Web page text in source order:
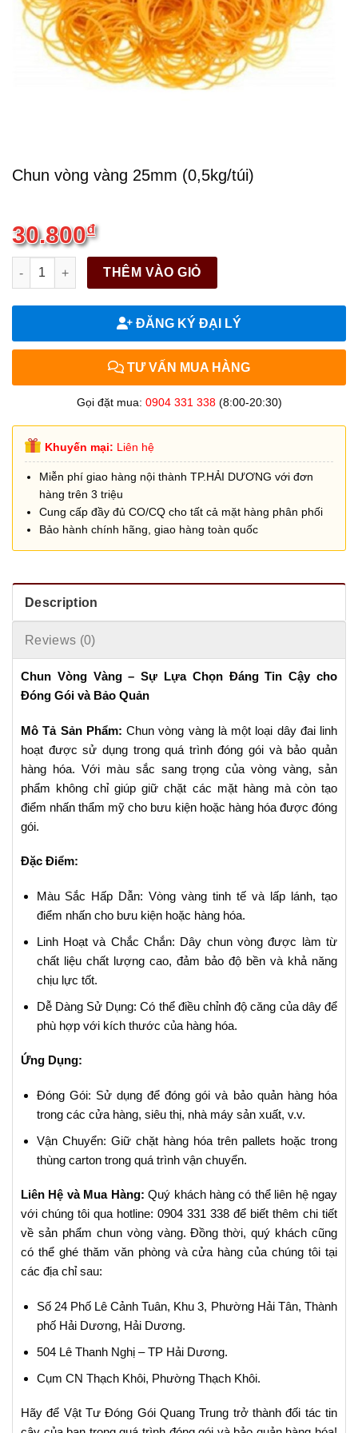
Chun vòng vàng 25mm (0,5kg/túi)
30.800₫
Chun vòng vàng 25mm (0,5kg/túi) quantity
THÊM VÀO GIỎ
ĐĂNG KÝ ĐẠI LÝ
TƯ VẤN MUA HÀNG
Gọi đặt mua: 0904 331 338(8:00-20:30)
Khuyến mại: Liên hệ
Miễn phí giao hàng nội thành TP.HẢI DƯƠNG với đơn
hàng trên 3 triệu
Cung cấp đầy đủ CO/CQ cho tất cả mặt hàng phân phối
Bảo hành chính hãng, giao hàng toàn quốc
Description
Reviews (0)
Chun Vòng Vàng – Sự Lựa Chọn Đáng Tin Cậy cho
Đóng Gói và Bảo Quản
Mô Tả Sản Phẩm: Chun vòng vàng là một loại dây đai linh
hoạt được sử dụng trong quá trình đóng gói và bảo quản
hàng hóa. Với màu sắc sang trọng của vòng vàng, sản
phẩm không chỉ giúp giữ chặt các mặt hàng mà còn tạo
điểm nhấn thẩm mỹ cho bưu kiện hoặc hàng hóa được đóng
gói.
Đặc Điểm:
Màu Sắc Hấp Dẫn: Vòng vàng tinh tế và lấp lánh, tạo
điểm nhấn cho bưu kiện hoặc hàng hóa.
Linh Hoạt và Chắc Chắn: Dây chun vòng được làm từ
chất liệu chất lượng cao, đảm bảo độ bền và khả năng
chịu lực tốt.
Dễ Dàng Sử Dụng: Có thể điều chỉnh độ căng của dây để
phù hợp với kích thước của hàng hóa.
Ứng Dụng:
Đóng Gói: Sử dụng để đóng gói và bảo quản hàng hóa
trong các cửa hàng, siêu thị, nhà máy sản xuất, v.v.
Vận Chuyển: Giữ chặt hàng hóa trên pallets hoặc trong
thùng carton trong quá trình vận chuyển.
Liên Hệ và Mua Hàng: Quý khách hàng có thể liên hệ ngay
với chúng tôi qua hotline: 0904 331 338 để biết thêm chi tiết
về sản phẩm chun vòng vàng. Đồng thời, quý khách cũng
có thể ghé thăm văn phòng và cửa hàng của chúng tôi tại
các địa chỉ sau:
Số 24 Phố Lê Cảnh Tuân, Khu 3, Phường Hải Tân, Thành
phố Hải Dương, Hải Dương.
504 Lê Thanh Nghị – TP Hải Dương.
Cụm CN Thạch Khôi, Phường Thạch Khôi.
Hãy để Vật Tư Đóng Gói Quang Trung trở thành đối tác tin